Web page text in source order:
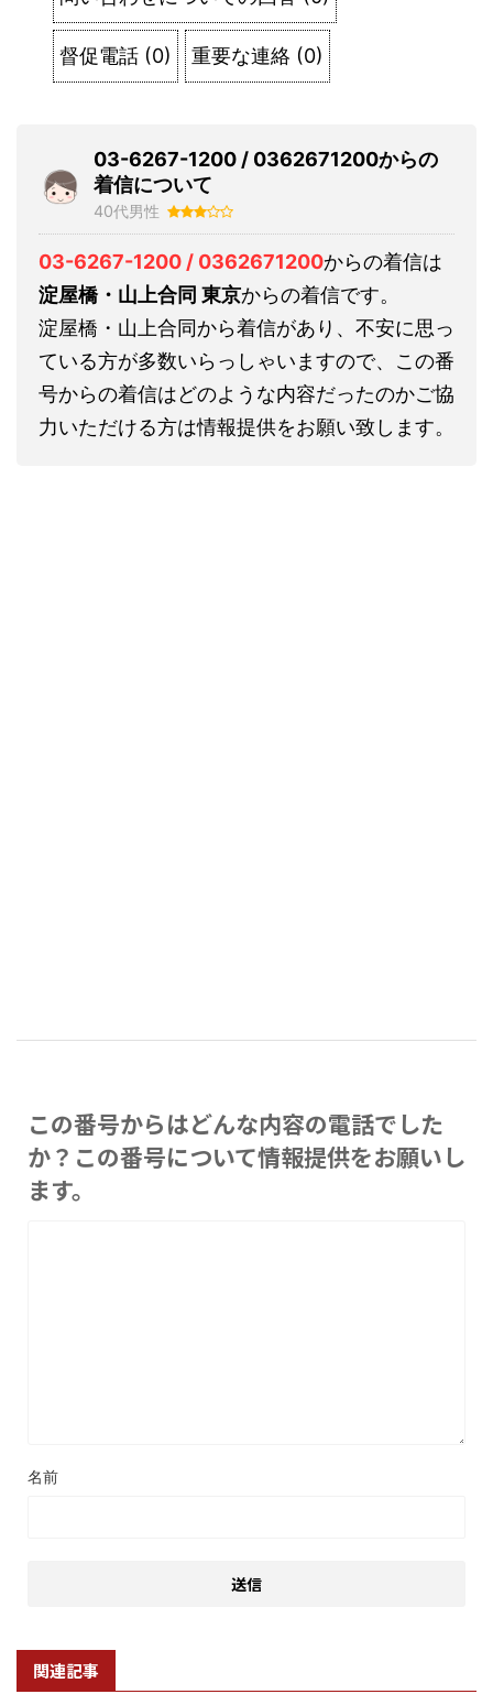
督促電話 (0) 重要な連絡 (0)
03-6267-1200 / 0362671200からの
着信について
40代男性
03-6267-1200 / 0362671200からの着信は
淀屋橋・山上合同 東京からの着信です。
淀屋橋・山上合同から着信があり、不安に思っ
ている方が多数いらっしゃいますので、この番
号からの着信はどのような内容だったのかご協
力いただける方は情報提供をお願い致します。
この番号からはどんな内容の電話でした
か？この番号について情報提供をお願いし
ます。
名前
関連記事